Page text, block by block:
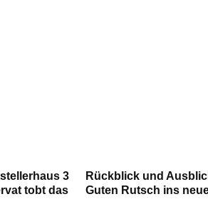
3
tobt das
Rückblick und
Guten Rutsch ins